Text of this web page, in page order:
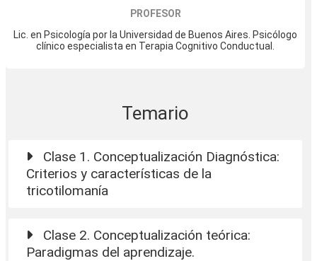
PROFESOR
Lic. en Psicología por la Universidad de Buenos Aires. Psicólogo
clínico especialista en Terapia Cognitivo Conductual.
Temario
Clase 1. Conceptualización Diagnóstica:
Criterios y características de la
tricotilomanía
Clase 2. Conceptualización teórica:
Paradigmas del aprendizaje.